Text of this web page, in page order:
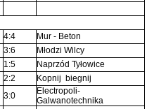
4:4
Mur - Beton
3:6
Młodzi Wilcy
1:5
Naprzód Tyłowice
2:2
Kopnij biegnij
3:0
Electropoli-
Galwanotechnika